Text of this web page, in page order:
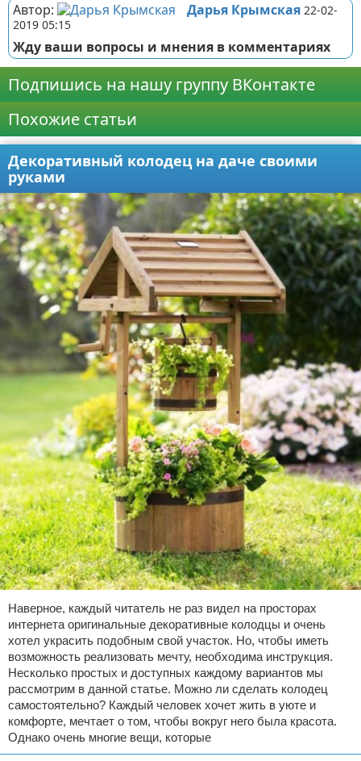
Автор: Дарья Крымская 22-02-
2019 05:15
Жду ваши вопросы и мнения в комментариях
Подпишись на нашу группу ВКонтакте
Похожие статьи
Декоративный колодец на даче своими
руками
Наверное, каждый читатель не раз видел на просторах
интернета оригинальные декоративные колодцы и очень
хотел украсить подобным свой участок. Но, чтобы иметь
возможность реализовать мечту, необходима инструкция.
Несколько простых и доступных каждому вариантов мы
рассмотрим в данной статье. Можно ли сделать колодец
самостоятельно? Каждый человек хочет жить в уюте и
комфорте, мечтает о том, чтобы вокруг него была красота.
Однако очень многие вещи, которые